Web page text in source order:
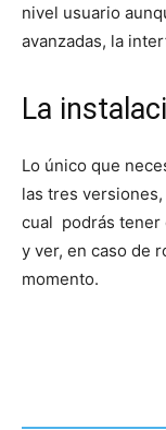
nivel usuario
avanzadas, la
La
Lo único que
las tres
cual podrás tener
y ver, en caso de
momento.